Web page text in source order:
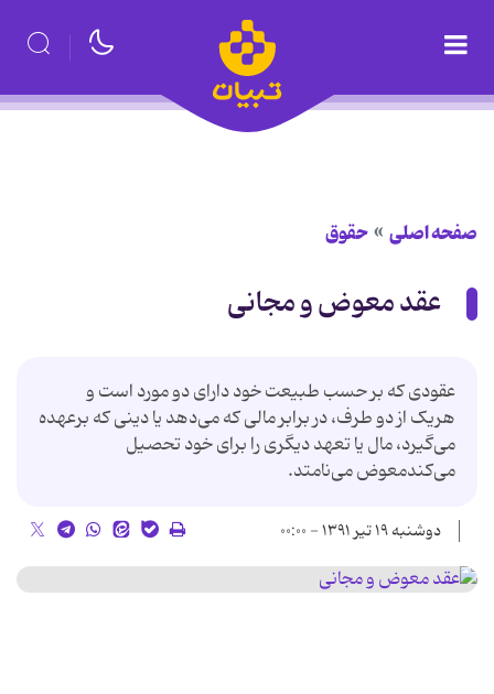
صفحه اصلی حقوق
عقد معوض و مجانی
عقودی که بر حسب طبیعت خود دارای دو مورد است و
هریک از دو طرف، در برابر مالی که می‌دهد یا دینی که برعهده
می‌گیرد، مال یا تعهد دیگری را برای خود تحصیل
می‌کندمعوض می‌نامتد.
دوشنبه ۱۹ تیر ۱۳۹۱ - ۰۰:۰۰